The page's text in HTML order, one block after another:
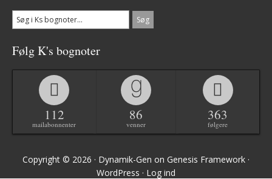
Følg K's bognoter
112
mailabonnenter
86
venner
363
følgere
Copyright © 2026 · Dynamik-Gen on Genesis Framework ·
WordPress · Log ind